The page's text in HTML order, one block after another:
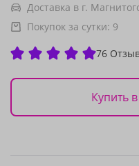
Доставка в г.
Покупок за сутки: 9
76
Купить